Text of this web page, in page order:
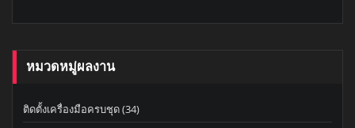
หมวดหมู่ผลงาน
ติดตั้งเครื่องมือครบชุด(34)